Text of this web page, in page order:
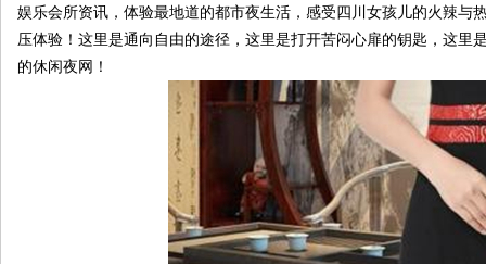
娱乐会所资讯，体验最地道的都市夜生活，感受四川女孩儿的火辣
压体验！这里是通向自由的途径，这里是打开苦闷心扉的钥匙，这
的休闲夜网！